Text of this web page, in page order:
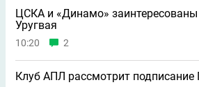
ЦСКА и «Динамо» заинтересованы
Уругвая
10:20 2
Клуб АПЛ рассмотрит подписание